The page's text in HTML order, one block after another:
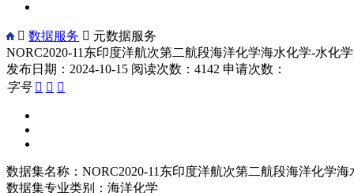
 数据服务  元数据服务
NORC2020-11东印度洋航次第二航段海洋化学海水化学-水化
发布日期：2024-10-15 阅读次数：4142 申请次数：
字号   
数据集名称： NORC2020-11东印度洋航次第二航段海洋化学
数据集专业类别： 海洋化学